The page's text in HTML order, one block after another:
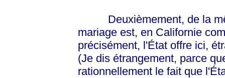
Deuxièmement, de la
mariage est, en Californie
précisément, l'État offre ici,
(Je dis étrangement, parce
rationnellement le fait que